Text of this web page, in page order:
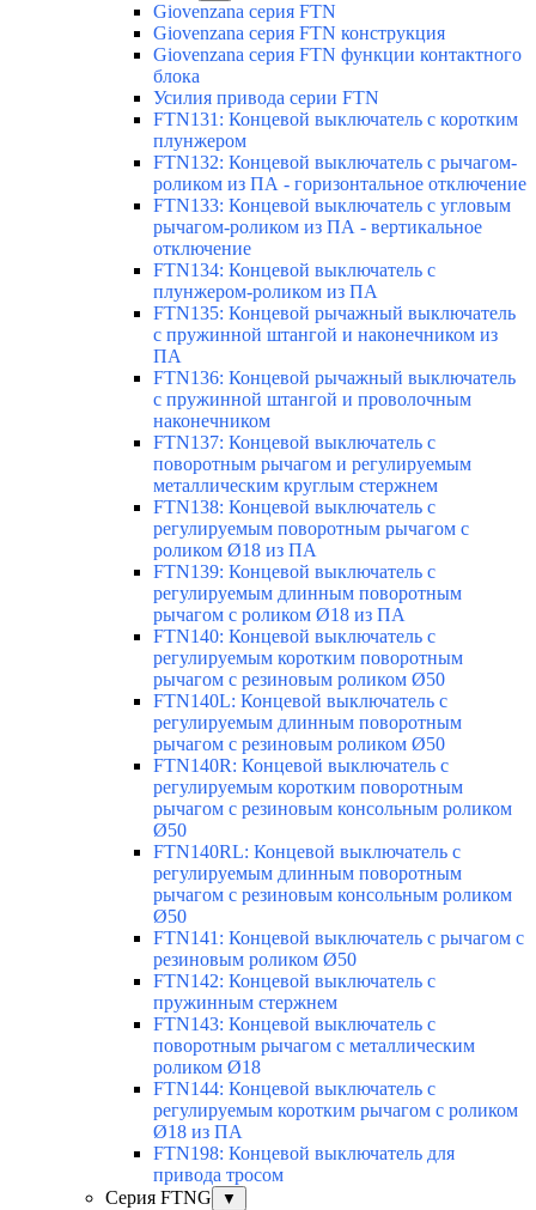
Giovenzana серия FTN
Giovenzana серия FTN конструкция
Giovenzana серия FTN функции контактного
блока
Усилия привода серии FTN
FTN131: Концевой выключатель с коротким
плунжером
FTN132: Концевой выключатель с рычагом-
роликом из ПА - горизонтальное отключение
FTN133: Концевой выключатель с угловым
рычагом-роликом из ПА - вертикальное
отключение
FTN134: Концевой выключатель с
плунжером-роликом из ПА
FTN135: Концевой рычажный выключатель
с пружинной штангой и наконечником из
ПА
FTN136: Концевой рычажный выключатель
с пружинной штангой и проволочным
наконечником
FTN137: Концевой выключатель с
поворотным рычагом и регулируемым
металлическим круглым стержнем
FTN138: Концевой выключатель с
регулируемым поворотным рычагом с
роликом Ø18 из ПА
FTN139: Концевой выключатель с
регулируемым длинным поворотным
рычагом с роликом Ø18 из ПА
FTN140: Концевой выключатель с
регулируемым коротким поворотным
рычагом с резиновым роликом Ø50
FTN140L: Концевой выключатель с
регулируемым длинным поворотным
рычагом с резиновым роликом Ø50
FTN140R: Концевой выключатель с
регулируемым коротким поворотным
рычагом с резиновым консольным роликом
Ø50
FTN140RL: Концевой выключатель с
регулируемым длинным поворотным
рычагом с резиновым консольным роликом
Ø50
FTN141: Концевой выключатель с рычагом с
резиновым роликом Ø50
FTN142: Концевой выключатель с
пружинным стержнем
FTN143: Концевой выключатель с
поворотным рычагом с металлическим
роликом Ø18
FTN144: Концевой выключатель с
регулируемым коротким рычагом с роликом
Ø18 из ПА
FTN198: Концевой выключатель для
привода тросом
Серия FTNG
▼